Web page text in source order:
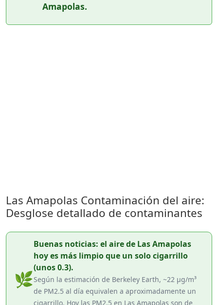
Amapolas.
Las Amapolas Contaminación del aire:
Desglose detallado de contaminantes
🌿
Buenas noticias: el aire de Las Amapolas
hoy es más limpio que un solo cigarrillo
(unos 0.3).
Según la estimación de Berkeley Earth, ~22 µg/m³
de PM2.5 al día equivalen a aproximadamente un
cigarrillo. Hoy las PM2.5 en Las Amapolas son de